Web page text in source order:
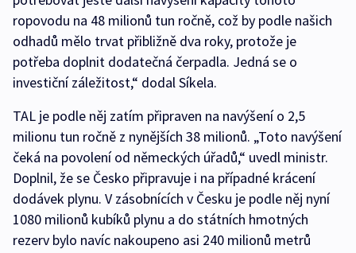
ropovodu na 48 milionů tun ročně, což by podle našich
odhadů mělo trvat přibližně dva roky, protože je
potřeba doplnit dodatečná čerpadla. Jedná se o
investiční záležitost,“ dodal Síkela.
TAL je podle něj zatím připraven na navýšení o 2,5
milionu tun ročně z nynějších 38 milionů. „Toto navýšení
čeká na povolení od německých úřadů,“ uvedl ministr.
Doplnil, že se Česko připravuje i na případné krácení
dodávek plynu. V zásobnících v Česku je podle něj nyní
1080 milionů kubíků plynu a do státních hmotných
rezerv bylo navíc nakoupeno asi 240 milionů metrů